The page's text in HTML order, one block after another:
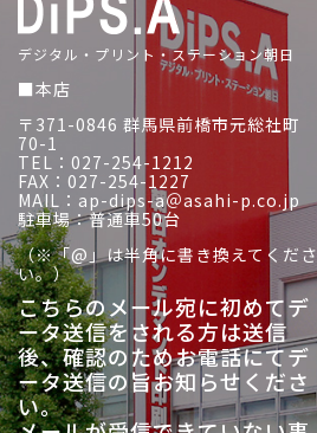
デジタル・プリント・ステーション朝日
■本店
〒371-0846 群馬県前橋市元総社町
70-1
TEL：027-254-1212
FAX：027-254-1227
MAIL：ap-dips-a＠asahi-p.co.jp
駐車場：普通車50台
（※「@」は半角に書き換えてくださ
い。）
こちらのメール宛に初めてデ
ータ送信をされる方は送信
後、確認のためお電話にてデ
ータ送信の旨お知らせくださ
い。